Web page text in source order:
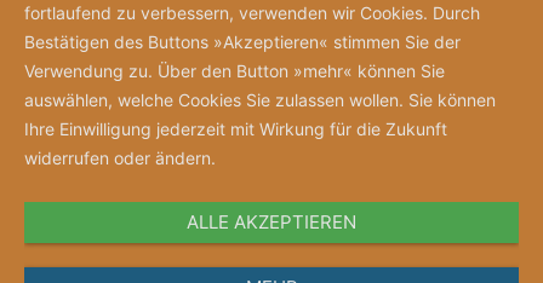
fortlaufend zu verbessern, verwenden wir Cookies. Durch
Bestätigen des Buttons »Akzeptieren« stimmen Sie der
Verwendung zu. Über den Button »mehr« können Sie
auswählen, welche Cookies Sie zulassen wollen. Sie können
Ihre Einwilligung jederzeit mit Wirkung für die Zukunft
widerrufen oder ändern.
ALLE AKZEPTIEREN